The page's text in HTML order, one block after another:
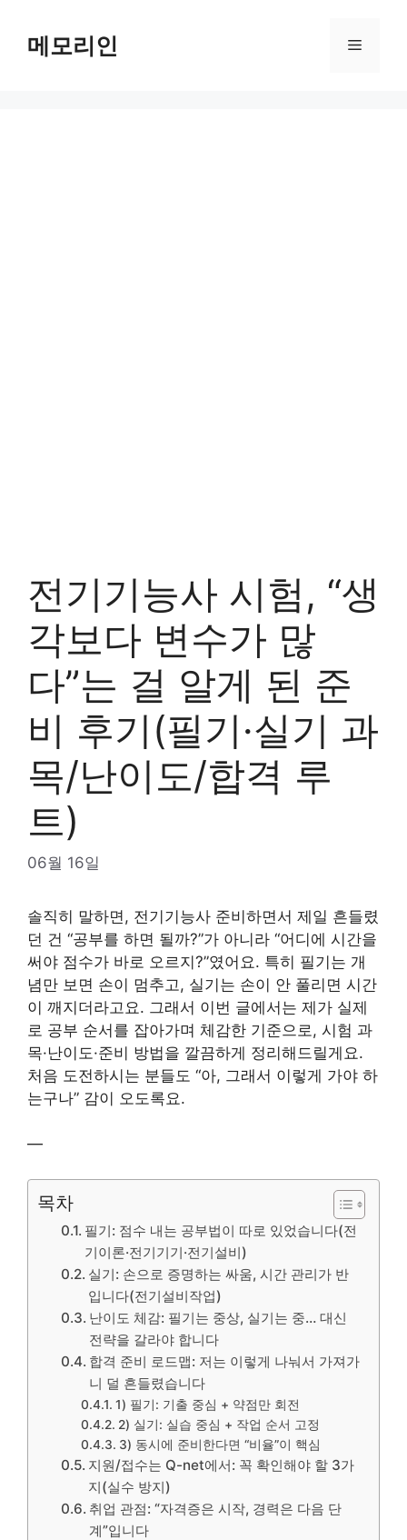
content메모리인 Menu
전기기능사 시험, “생
각보다 변수가 많
다”는 걸 알게 된 준
비 후기(필기·실기 과
목/난이도/합격 루
트)
06월 16일
솔직히 말하면, 전기기능사 준비하면서 제일 흔들렸
던 건 “공부를 하면 될까?”가 아니라 “어디에 시간을
써야 점수가 바로 오르지?”였어요. 특히 필기는 개
념만 보면 손이 멈추고, 실기는 손이 안 풀리면 시간
이 깨지더라고요. 그래서 이번 글에서는 제가 실제
로 공부 순서를 잡아가며 체감한 기준으로, 시험 과
목·난이도·준비 방법을 깔끔하게 정리해드릴게요.
처음 도전하시는 분들도 “아, 그래서 이렇게 가야 하
는구나” 감이 오도록요.
—
목차
필기: 점수 내는 공부법이 따로 있었습니다(전
기이론·전기기기·전기설비)
실기: 손으로 증명하는 싸움, 시간 관리가 반
입니다(전기설비작업)
난이도 체감: 필기는 중상, 실기는 중… 대신
전략을 갈라야 합니다
합격 준비 로드맵: 저는 이렇게 나눠서 가져가
니 덜 흔들렸습니다
1) 필기: 기출 중심 + 약점만 회전
2) 실기: 실습 중심 + 작업 순서 고정
3) 동시에 준비한다면 “비율”이 핵심
지원/접수는 Q-net에서: 꼭 확인해야 할 3가
지(실수 방지)
취업 관점: “자격증은 시작, 경력은 다음 단
계”입니다